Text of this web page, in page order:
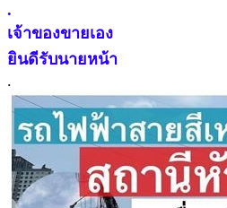
.
เจ้าของขายเอง
ยินดีรับนายหน้า
.